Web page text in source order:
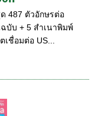
487 ตัวอักษรต่อ
บับ + 5 สำเนาพิมพ์
เชื่อมต่อ US...